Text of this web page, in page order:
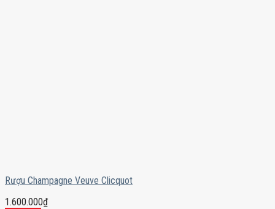
Rượu Champagne Veuve Clicquot
1.600.000₫